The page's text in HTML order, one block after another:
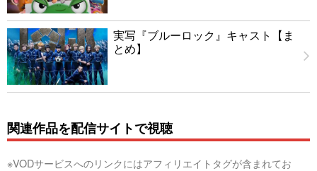
実写『ブルーロック』キャスト【ま
とめ】
関連作品を配信サイトで視聴
※VODサービスへのリンクにはアフィリエイトタグが含まれてお